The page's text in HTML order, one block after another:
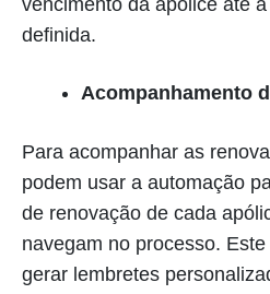
vencimento da apólice até
definida.
Acompanhamento
Para acompanhar as
podem usar a automação
de renovação de cada
navegam no processo.
gerar lembretes